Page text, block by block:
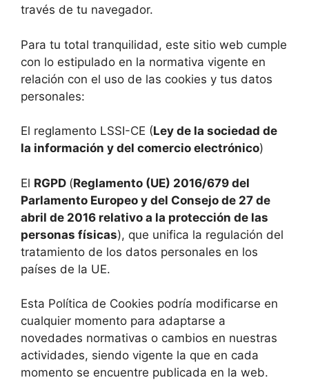
través de tu navegador.
Para tu total tranquilidad, este sitio web cumple
con lo estipulado en la normativa vigente en
relación con el uso de las cookies y tus datos
personales:
El reglamento LSSI-CE (Ley de la sociedad de
la información y del comercio electrónico)
El RGPD (Reglamento (UE) 2016/679 del
Parlamento Europeo y del Consejo de 27 de
abril de 2016 relativo a la protección de las
personas físicas), que unifica la regulación del
tratamiento de los datos personales en los
países de la UE.
Esta Política de Cookies podría modificarse en
cualquier momento para adaptarse a
novedades normativas o cambios en nuestras
actividades, siendo vigente la que en cada
momento se encuentre publicada en la web.